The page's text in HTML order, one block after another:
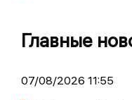
Главные
07/08/2026 11:55